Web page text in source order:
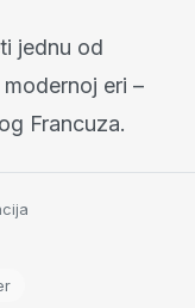
jednu od
eri –
Francuza.